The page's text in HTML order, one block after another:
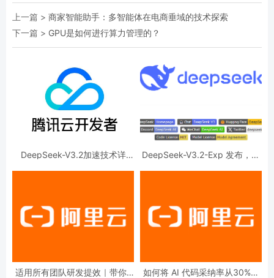
上一篇 > 商家智能助手：多智能体在电商垂域的技术探索
下一篇 > GPU是如何进行算力管理的？
DeepSeek-V3.2加速技术详
DeepSeek-V3.2-Exp 发布，训
适用所有团队研发提效｜带你1
如何将 AI 代码采纳率从30%提